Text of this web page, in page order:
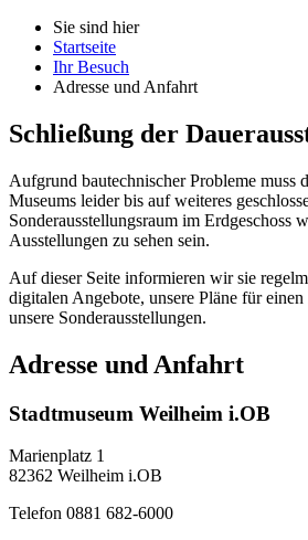
Sie sind hier
Startseite
Ihr Besuch
Adresse und Anfahrt
Schließung der
Aufgrund bautechnischer Probleme muss
Museums leider bis auf weiteres
Sonderausstellungsraum im Erdgeschoss
Ausstellungen zu sehen sein.
Auf dieser Seite informieren wir sie
digitalen Angebote, unsere Pläne für
unsere Sonderausstellungen.
Adresse und Anfahrt
Stadtmuseum Weilheim i.OB
Marienplatz 1
82362 Weilheim i.OB
Telefon 0881 682-6000